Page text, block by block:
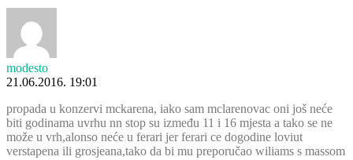
modesto
21.06.2016. 19:01
propada u konzervi mckarena, iako sam mclarenovac oni još neće
biti godinama uvrhu nn stop su između 11 i 16 mjesta a tako se ne
može u vrh,alonso neće u ferari jer ferari ce dogodine loviut
verstapena ili grosjeana,tako da bi mu preporučao wiliams s massom